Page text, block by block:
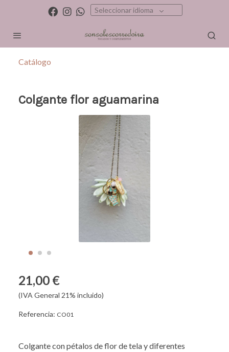
Seleccionar idioma
Catálogo
Colgante flor aguamarina
21,00 €
(IVA General 21% incluido)
Referencia: CO01
Colgante con pétalos de flor de tela y diferentes